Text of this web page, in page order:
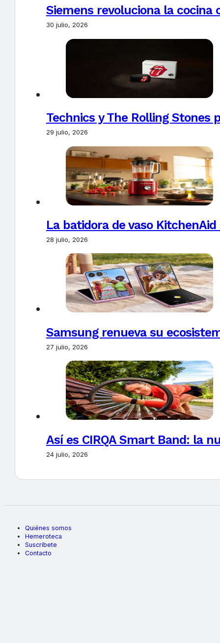
Siemens revoluciona la
30 julio, 2026
Technics y The Rolling Stones
29 julio, 2026
La batidora de vaso
28 julio, 2026
Samsung renueva su
27 julio, 2026
Así es CIRQA Smart Band: la
24 julio, 2026
Quiénes somos
Hemeroteca
Suscríbete
Contacto